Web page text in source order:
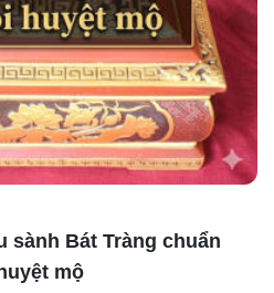
Bát Tràng chuẩn
mộ